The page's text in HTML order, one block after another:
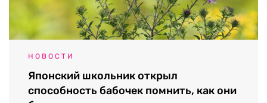
НОВОСТИ
Японский школьник открыл
способность бабочек помнить, как они